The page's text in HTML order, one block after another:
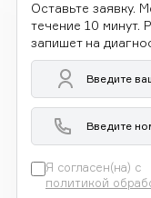
Оставьте заявку.
течение 10 минут.
запишет на
Я согласен(на) с
политикой